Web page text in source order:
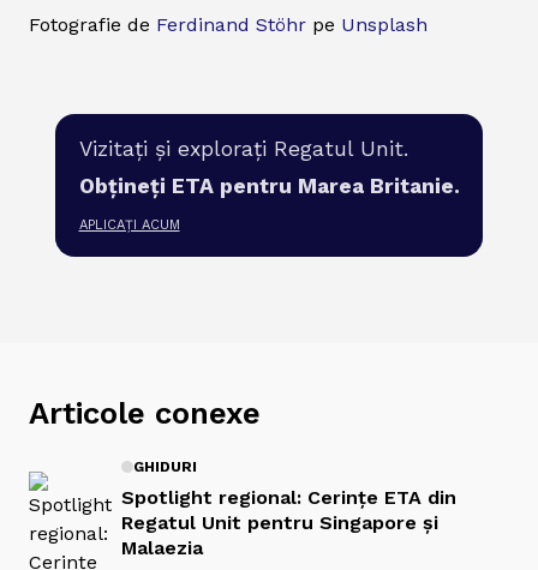
Fotografie de Ferdinand Stöhr pe Unsplash
Vizitați și explorați Regatul Unit.
Obțineți ETA pentru Marea Britanie.
APLICAȚI ACUM
Articole conexe
GHIDURI
Spotlight regional: Cerințe ETA din
Regatul Unit pentru Singapore și
Malaezia